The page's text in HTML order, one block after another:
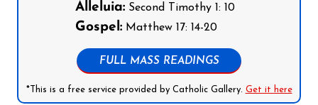
Alleluia:Second Timothy 1: 10
Gospel:Matthew 17: 14-20
FULL MASS READINGS
*This is a free service provided by Catholic Gallery. Get it here